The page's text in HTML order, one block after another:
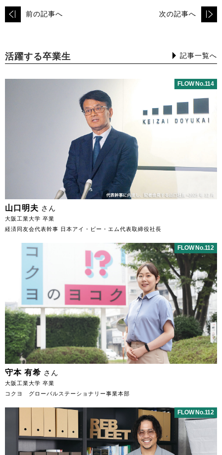
前の記事へ 次の記事へ
活躍する卒業生 記事一覧へ
FLOW No.114
山口明夫 さん
大阪工業大学 卒業
経済同友会代表幹事 日本アイ・ビー・エム代表取締役社長
FLOW No.112
守本 有希 さん
大阪工業大学 卒業
コクヨ グローバルステーショナリー事業本部
FLOW No.112